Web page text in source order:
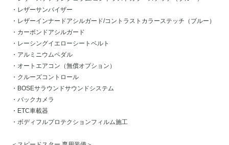
・レザーサンバイザー
・レザーインナードアシルガード/コントラストカラーステッチ（ブルー）
・カーボンドアシルガード
・レーシングイエローシートベルト
・アルミニウムペダル
・オートエアコン（無償オプション）
・クルーズコントロール
・BOSEサラウンドサウンドシステム
・バックカメラ
・ETC車載器
・ボディフルプロテクションフィルム施工